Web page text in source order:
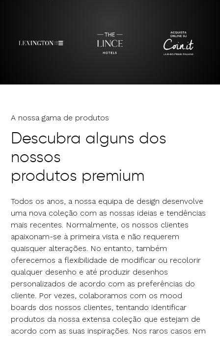
A nossa gama de produtos
Descubra alguns dos
nossos
produtos premium
Todos os anos, a nossa equipa de design desenvolve
uma nova coleção com as nossas ideias e tendências
mais recentes. Normalmente, os nossos clientes
apaixonam-se à primeira vista e não requerem
quaisquer alterações. No entanto, também
oferecemos a flexibilidade de modificar ou recolorir
qualquer desenho e até produzir desenhos
personalizados de acordo com as preferências do
cliente. Por vezes, colaboramos com os mood
boards dos nossos clientes, tentando identificar
produtos da nossa extensa coleção que estejam de
acordo com as suas inspirações. Nos raros casos em